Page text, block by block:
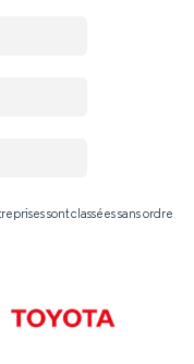
sont classées sans ordre